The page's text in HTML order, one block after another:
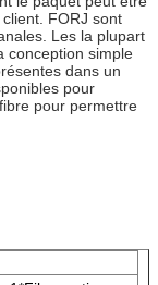
FORJ sont
Les la plupart
conception simple
dans un
pour
pour permettre